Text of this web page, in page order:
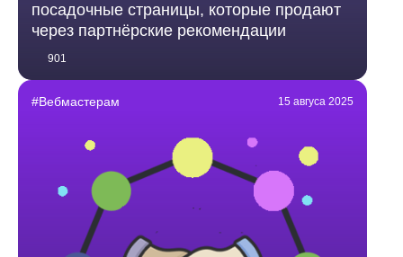
посадочные страницы, которые продают
через партнёрские рекомендации
901
#Вебмастерам 15 авгуса 2025